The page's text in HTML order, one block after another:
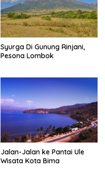
Syurga Di Gunung Rinjani,
Pesona Lombok
Jalan-Jalan ke Pantai Ule
Wisata Kota Bima